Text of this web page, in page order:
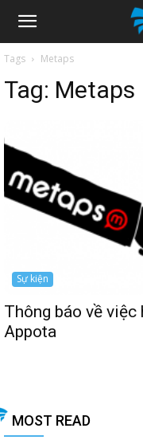
Appota
News
Tags Metaps
Tag: Metaps
Sự kiện
Thông báo về
Appota
MOST READ